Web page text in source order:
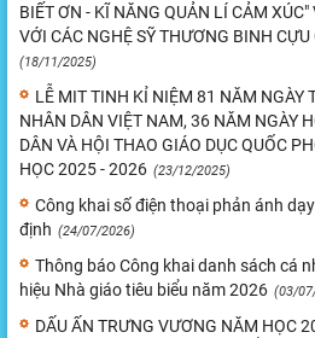
BIẾT ƠN - KĨ NĂNG QUẢN LÍ CẢM
VỚI CÁC NGHỆ SỸ THƯƠNG BINH
(18/11/2025)
LỄ MIT TINH KỈ NIỆM 81 NĂM NGÀY
NHÂN DÂN VIỆT NAM, 36 NĂM NGÀY
DÂN VÀ HỘI THAO GIÁO DỤC QUỐC
HỌC 2025 - 2026 (23/12/2025)
Công khai số điện thoại phản ánh
định (24/07/2026)
Thông báo Công khai danh sách cá
hiệu Nhà giáo tiêu biểu năm 2026 (03/
DẤU ẤN TRƯNG VƯƠNG NĂM HỌC